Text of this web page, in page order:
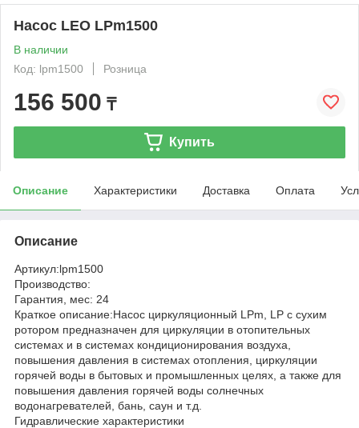
Насос LEO LPm1500
В наличии
Код: lpm1500
Розница
156 500 ₸
Купить
Описание Характеристики Доставка Оплата
Описание
Артикул:lpm1500
Производство:
Гарантия, мес: 24
Краткое описание:Насос циркуляционный LPm, LP с сухим
ротором предназначен для циркуляции в отопительных
системах и в системах кондиционирования воздуха,
повышения давления в системах отопления, циркуляции
горячей воды в бытовых и промышленных целях, а также для
повышения давления горячей воды солнечных
водонагревателей, бань, саун и т.д.
Гидравлические характеристики